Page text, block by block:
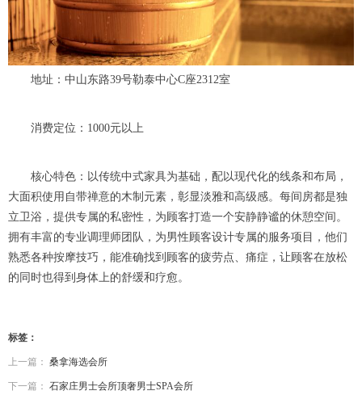
地址：中山东路39号勒泰中心C座2312室
消费定位：1000元以上
核心特色：以传统中式家具为基础，配以现代化的线条和布局，
大面积使用自带禅意的木制元素，彰显淡雅和高级感。每间房都是独
立卫浴，提供专属的私密性，为顾客打造一个安静静谧的休憩空间。
拥有丰富的专业调理师团队，为男性顾客设计专属的服务项目，他们
熟悉各种按摩技巧，能准确找到顾客的疲劳点、痛症，让顾客在放松
的同时也得到身体上的舒缓和疗愈。
标签：
上一篇： 桑拿海选会所
下一篇： 石家庄男士会所顶奢男士SPA会所